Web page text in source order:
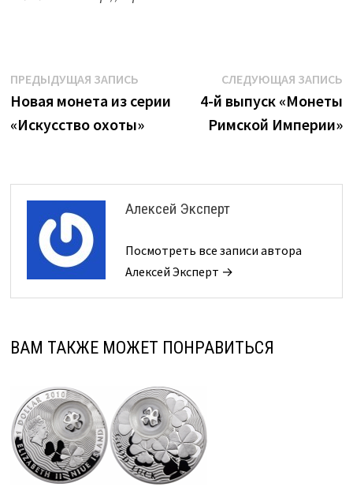
Навигация
по
записям
ПРЕДЫДУЩАЯ ЗАПИСЬПредыдущая
запись:
Новая монета из серии
«Искусство охоты»
СЛЕДУЮЩАЯ ЗАПИСЬ
4-й выпуск «Монеты
Римской Империи»
Алексей Эксперт
Посмотреть все записи автора
Алексей Эксперт →
ВАМ ТАКЖЕ МОЖЕТ ПОНРАВИТЬСЯ